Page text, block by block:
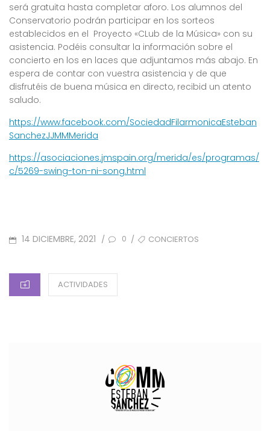
será gratuita hasta completar aforo. Los alumnos del
Conservatorio podrán participar en los sorteos
establecidos en el Proyecto «CLub de la Música» con su
asistencia. Podéis consultar la información sobre el
concierto en los en laces que adjuntamos más abajo. En
espera de contar con vuestra asistencia y de que
disfrutéis de buena música en directo, recibid un atento
saludo.
https://www.facebook.com/SociedadFilarmonicaEsteban
SanchezJJMMMerida
https://asociaciones.jmspain.org/merida/es/programas/
c/5269-swing-ton-ni-song.html
POSTED
14 DICIEMBRE, 2021 / 0 / TAGSCONCIERTOS
CATEGORIES
ACTIVIDADES